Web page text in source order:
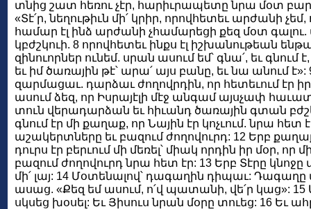
տնից շատ հեռու չէր, հարիւրապետը նրա մօտ
«Տէ՛ր, նեղութիւն մի՛ կրիր, որովհետեւ արժանի
համար էլ ինձ արժանի չհամարեցի քեզ մօտ
կբժշկուի. 8 որովհետեւ ինքս էլ իշխանութեան
զինուորներ ունեմ. սրան ասում եմ՝ գնա՛, եւ գնում
եւ իմ ծառային թէ՝ արա՛ այս բանը, եւ նա անում է»:
զարմացաւ. դարձաւ ժողովրդին, որ հետեւում էր
ասում ձեզ, որ Իսրայէլի մէջ անգամ այսչափ
տուն վերադարձան եւ հիւանդ ծառային գտան
գնում էր մի քաղաք, որ Նային էր կոչւում. նրա հետ
աշակերտները եւ բազում ժողովուրդ: 12 Երբ
դուրս էր բերւում մի մեռել՝ միակ որդին իր մօր, որ
բազում ժողովուրդ նրա հետ էր: 13 Երբ Տէրը
մի՛ լայ: 14 Մօտենալով՝ դագաղին դիպաւ:
ասաց. «Քեզ եմ ասում, ո՛վ պատանի, վե՛ր կաց»: 15
սկսեց խօսել: Եւ Յիսուս նրան մօրը տուեց: 16 Եւ